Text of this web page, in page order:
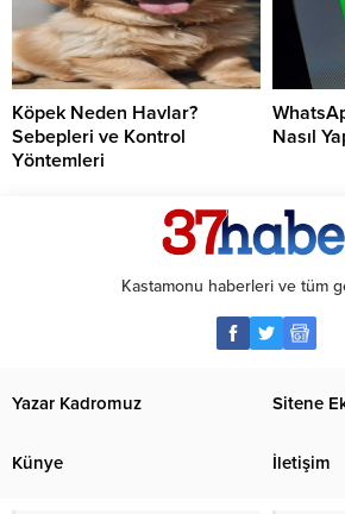
Köpek Neden Havlar?
Sebepleri ve Kontrol
Yöntemleri
Nasıl
Kastamonu haberleri ve tüm
Yazar Kadromuz Sitene
Künye İletişim